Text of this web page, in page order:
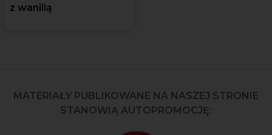
z wanilią
MATERIAŁY PUBLIKOWANE NA NASZEJ STRONIE
STANOWIĄ AUTOPROMOCJĘ: